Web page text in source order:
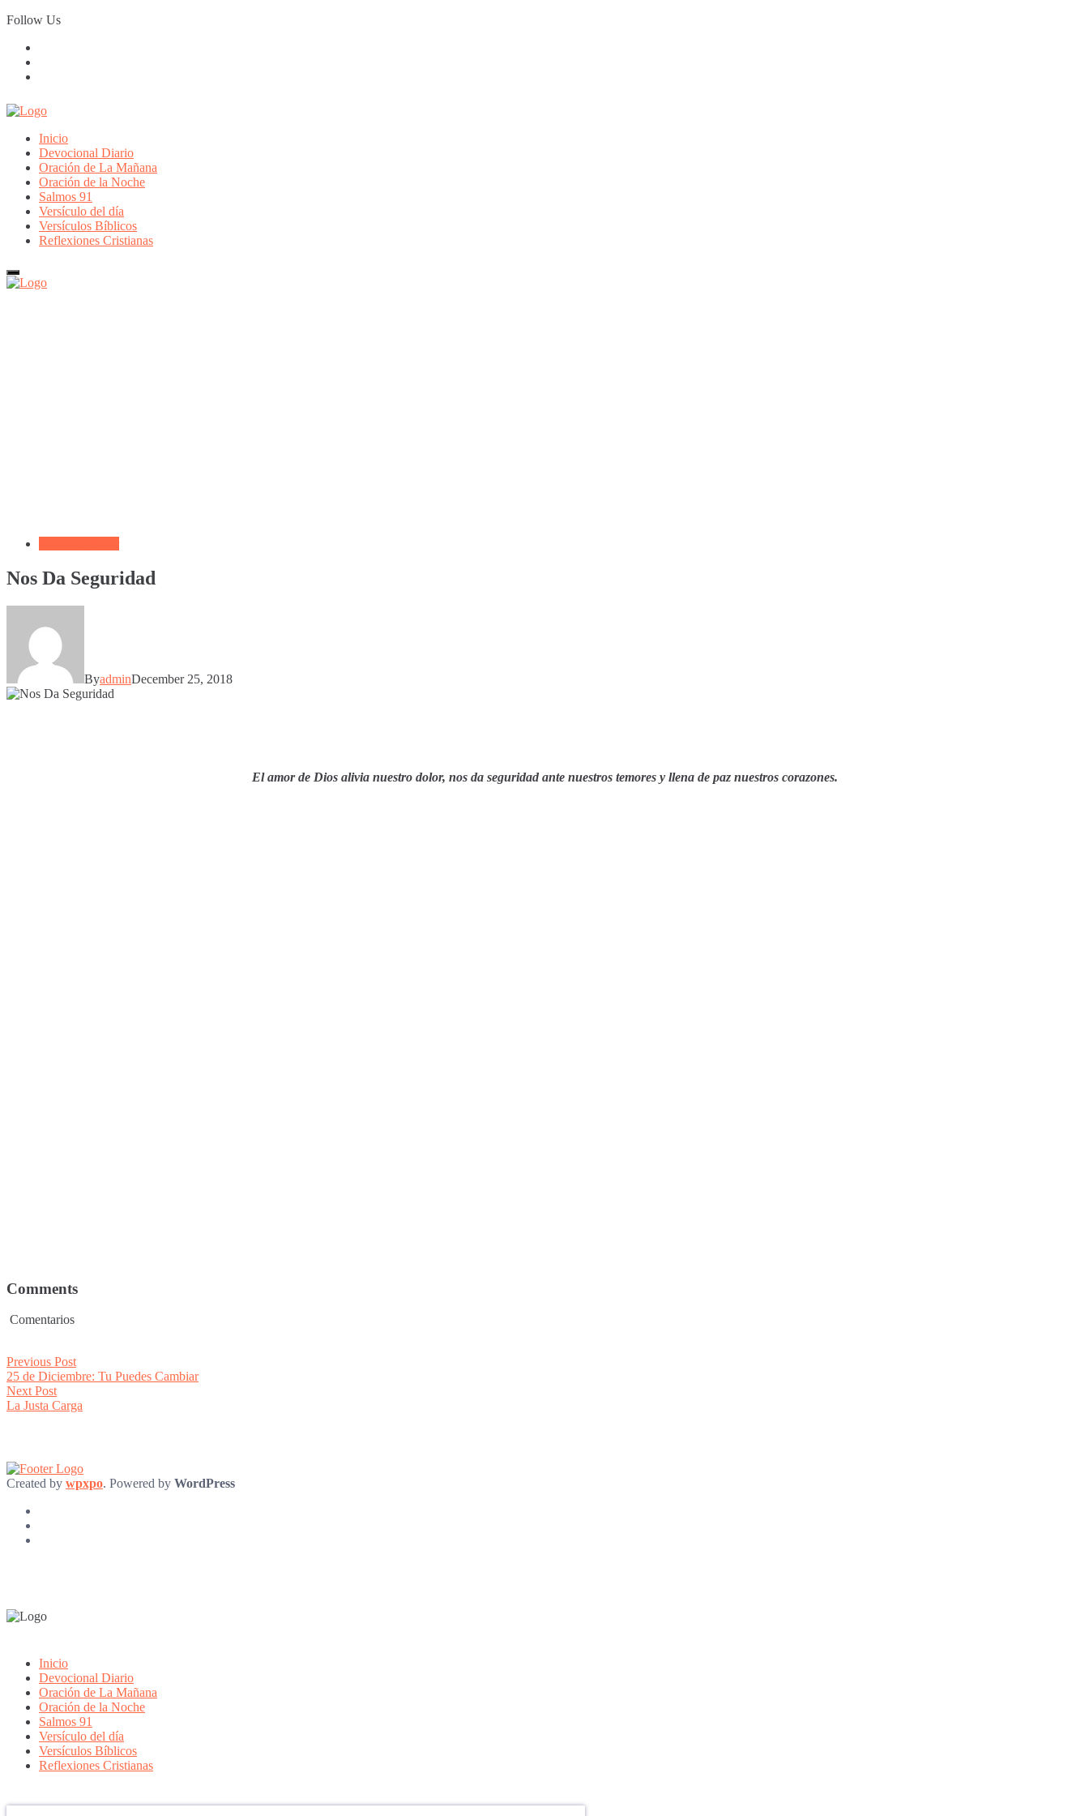
Skip
to
Follow Us
Inicio
Devocional Diario
Oración de La Mañana
Oración de la Noche
Salmos 91
Versículo del día
Versículos Bíblicos
Reflexiones Cristianas
Nos Da Seguridad
ByadminDecember 25, 2018
El amor de Dios alivia nuestro dolor, nos da seguridad ante nuestros temores y llena de paz nuestros corazones.
Comments
Comentarios
Post
navigation
Previous PostPrevious
post:
25 de Diciembre: Tu Puedes Cambiar
Next PostNext
post:
La Justa Carga
Created by wpxpo. Powered by WordPress
Inicio
Devocional Diario
Oración de La Mañana
Oración de la Noche
Salmos 91
Versículo del día
Versículos Bíblicos
Reflexiones Cristianas